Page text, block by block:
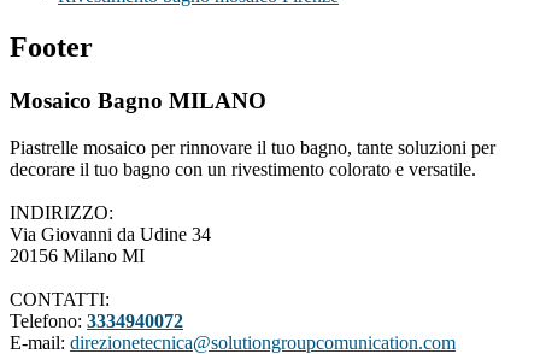
Footer
Mosaico Bagno MILANO
Piastrelle mosaico per rinnovare il tuo bagno, tante soluzioni per
decorare il tuo bagno con un rivestimento colorato e versatile.
INDIRIZZO:
Via Giovanni da Udine 34
20156 Milano MI
CONTATTI:
Telefono: 3334940072
E-mail: direzionetecnica@solutiongroupcomunication.com